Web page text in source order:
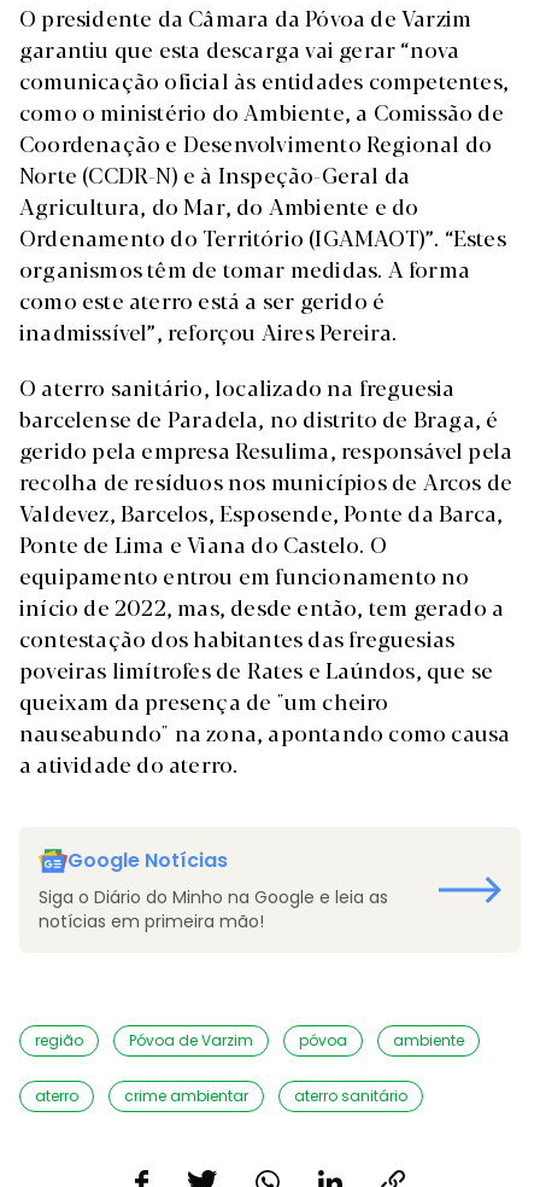
O presidente da Câmara da Póvoa de Varzim
garantiu que esta descarga vai gerar “nova
comunicação oficial às entidades competentes,
como o ministério do Ambiente, a Comissão de
Coordenação e Desenvolvimento Regional do
Norte (CCDR-N) e à Inspeção-Geral da
Agricultura, do Mar, do Ambiente e do
Ordenamento do Território (IGAMAOT)”. “Estes
organismos têm de tomar medidas. A forma
como este aterro está a ser gerido é
inadmissível”, reforçou Aires Pereira.
O aterro sanitário, localizado na freguesia
barcelense de Paradela, no distrito de Braga, é
gerido pela empresa Resulima, responsável pela
recolha de resíduos nos municípios de Arcos de
Valdevez, Barcelos, Esposende, Ponte da Barca,
Ponte de Lima e Viana do Castelo. O
equipamento entrou em funcionamento no
início de 2022, mas, desde então, tem gerado a
contestação dos habitantes das freguesias
poveiras limítrofes de Rates e Laúndos, que se
queixam da presença de "um cheiro
nauseabundo" na zona, apontando como causa
a atividade do aterro.
Google Notícias
Siga o Diário do Minho na Google e leia as
notícias em primeira mão!
região Póvoa de Varzim póvoa ambiente
aterro crime ambientar aterro sanitário